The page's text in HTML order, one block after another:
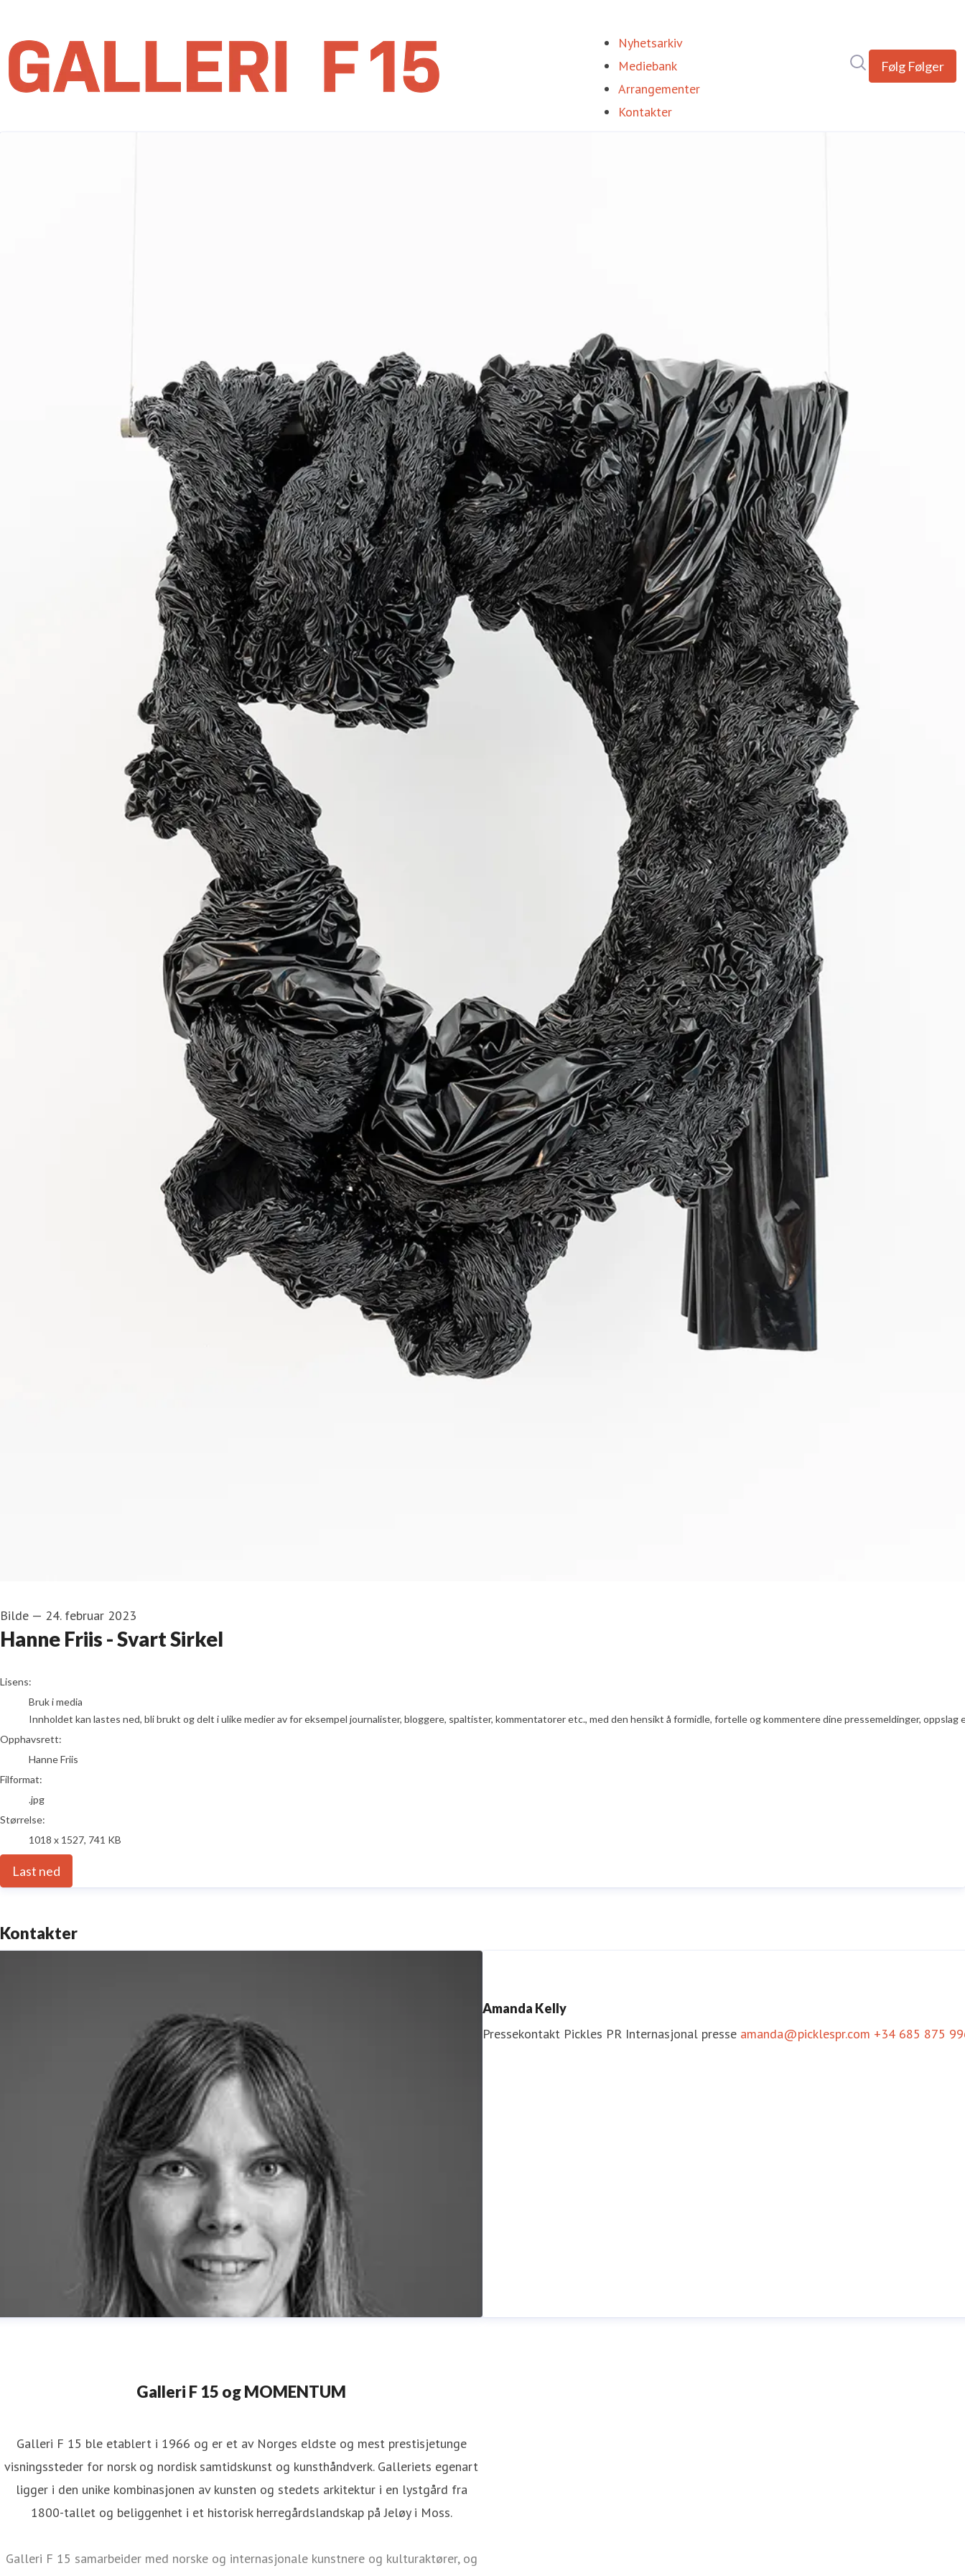
Nyhetsarkiv
Mediebank
Arrangementer
Kontakter
Følg Følger
Bilde — 24. februar 2023
Hanne Friis - Svart Sirkel
go to media item
Lisens:
Bruk i media
Innholdet kan lastes ned, bli brukt og delt i ulike medier av for eksempel journalister, bloggere, spaltister, kommentatorer etc., med den hensikt å formidle, fortelle og kommentere dine pressemeldinger,
Opphavsrett:
Hanne Friis
Filformat:
.jpg
Størrelse:
1018 x 1527, 741 KB
Last ned
Kontakter
Presse- og kommunikasjonsansvarlig akt@gallerif15.no +47 938 19 216
Amanda Kelly
Pressekontakt Pickles PR Internasjonal presse amanda@picklespr.com +34 685 875
Galleri F 15 og MOMENTUM
Galleri F 15 ble etablert i 1966 og er et av Norges eldste og mest prestisjetunge
visningssteder for norsk og nordisk samtidskunst og kunsthåndverk. Galleriets egenart
ligger i den unike kombinasjonen av kunsten og stedets arkitektur i en lystgård fra
1800-tallet og beliggenhet i et historisk herregårdslandskap på Jeløy i Moss.
Galleri F 15 samarbeider med norske og internasjonale kunstnere og kulturaktører, og